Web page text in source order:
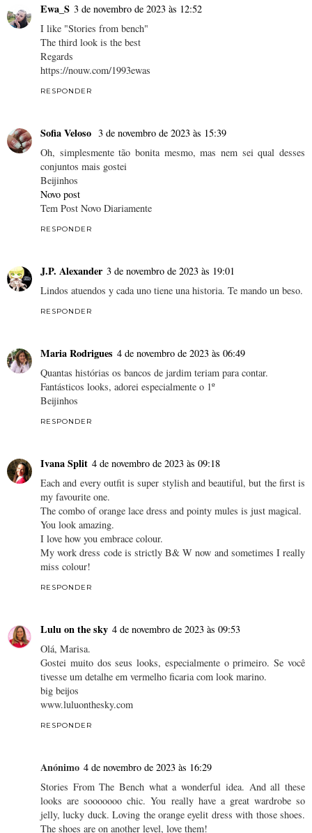
Ewa_S 3 de novembro de 2023 às 12:52
I like "Stories from bench"
The third look is the best
Regards
https://nouw.com/1993ewas
RESPONDER
Sofia Veloso 3 de novembro de 2023 às 15:39
Oh, simplesmente tão bonita mesmo, mas nem sei qual desses
conjuntos mais gostei
Beijinhos
Novo post
Tem Post Novo Diariamente
RESPONDER
J.P. Alexander 3 de novembro de 2023 às 19:01
Lindos atuendos y cada uno tiene una historia. Te mando un beso.
RESPONDER
Maria Rodrigues 4 de novembro de 2023 às 06:49
Quantas histórias os bancos de jardim teriam para contar.
Fantásticos looks, adorei especialmente o 1º
Beijinhos
RESPONDER
Ivana Split 4 de novembro de 2023 às 09:18
Each and every outfit is super stylish and beautiful, but the first is
my favourite one.
The combo of orange lace dress and pointy mules is just magical.
You look amazing.
I love how you embrace colour.
My work dress code is strictly B& W now and sometimes I really
miss colour!
RESPONDER
Lulu on the sky 4 de novembro de 2023 às 09:53
Olá, Marisa.
Gostei muito dos seus looks, especialmente o primeiro. Se você
tivesse um detalhe em vermelho ficaria com look marino.
big beijos
www.luluonthesky.com
RESPONDER
Anónimo 4 de novembro de 2023 às 16:29
Stories From The Bench what a wonderful idea. And all these
looks are sooooooo chic. You really have a great wardrobe so
jelly, lucky duck. Loving the orange eyelit dress with those shoes.
The shoes are on another level, love them!